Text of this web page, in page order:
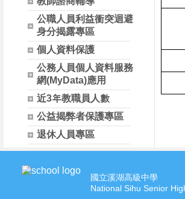
公職人員利益衝突迴避
身分揭露專區
個人資料保護
公務人員個人資料服務
網(MyData)應用
近3年教職員人數
公益揭弊者保護專區
退休人員專區
國立溪湖高級中學
National Sihu Senior